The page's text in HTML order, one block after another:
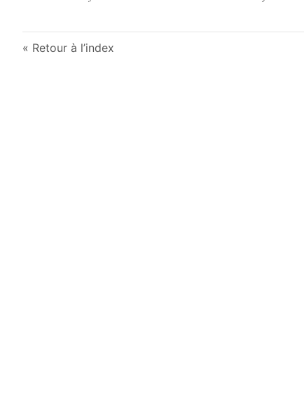
Retour à l’index